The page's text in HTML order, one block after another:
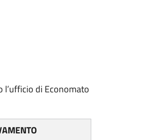
l’ufficio di Economato